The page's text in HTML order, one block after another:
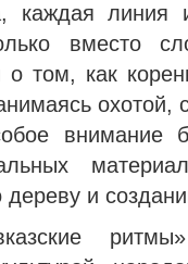
каждая
вместо
о том, как
охотой,
внимание
дереву и